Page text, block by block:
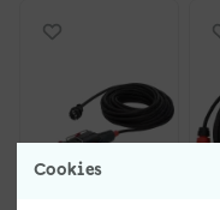
Cookies